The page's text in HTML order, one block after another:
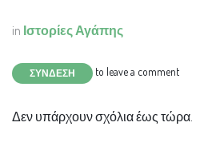
in Ιστορίες Αγάπης
ΣΎΝΔΕΣΗ to leave a comment
Δεν υπάρχουν σχόλια έως τώρα.